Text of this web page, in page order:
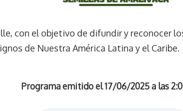
con el objetivo de difundir y reconocer
de Nuestra América Latina y el Caribe.
Programa emitido el 17/06/2025 a las